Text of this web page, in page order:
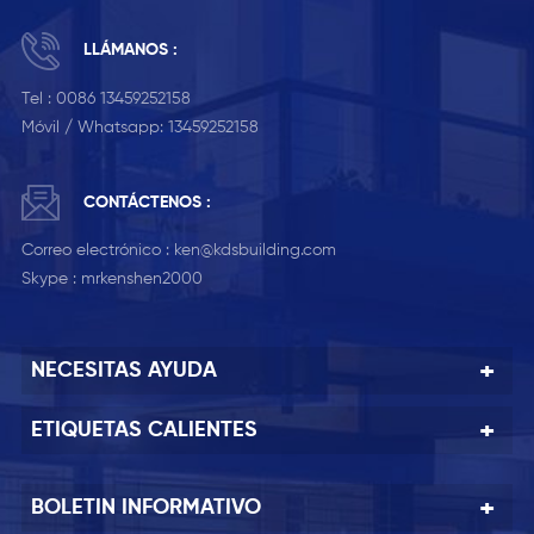
LLÁMANOS :
Tel : 0086 13459252158
Móvil / Whatsapp: 13459252158
CONTÁCTENOS :
Correo electrónico : ken@kdsbuilding.com
Skype : mrkenshen2000
NECESITAS AYUDA
ETIQUETAS CALIENTES
BOLETIN INFORMATIVO